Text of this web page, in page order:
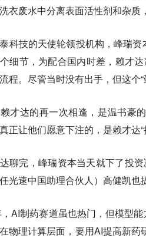
衣废水中分离表面活性剂和杂质
科技的天使轮领投机构，峰瑞
细节，为配合国内时差，赖才
程。尽管当时没有出手，但这个
才达的再一次相逢，是温书豪
正让他们愿意下注的，是赖才达“
聊完，峰瑞资本当天就下了投
光速中国助理合伙人）高健凯也
AI制药赛道虽也热门，但模型
物理计算层面，要用AI提高新